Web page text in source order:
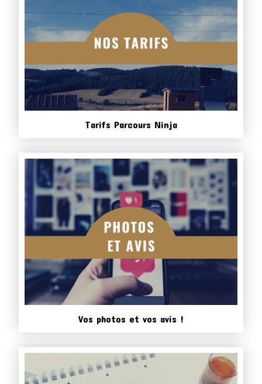
Tarifs Parcours Ninja
Vos photos et vos avis !